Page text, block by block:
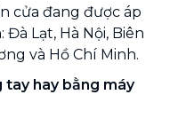
cửa đang được áp
Lạt, Hà Nội, Biên
và Hồ Chí Minh.
hay bằng máy